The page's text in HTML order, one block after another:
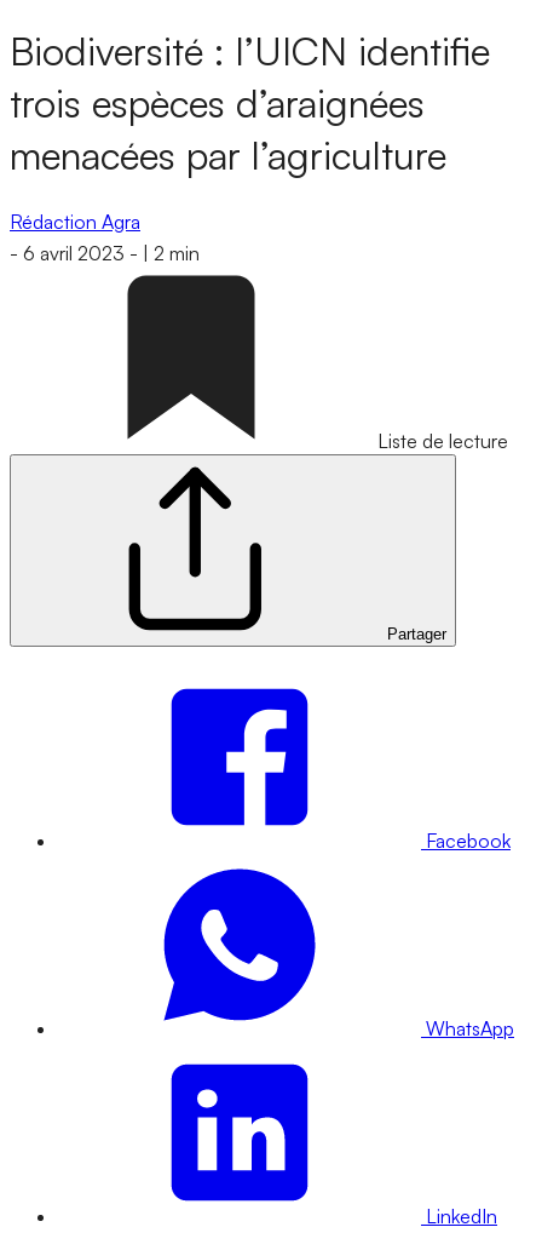
Biodiversité : l’UICN identifie
trois espèces d’araignées
menacées par l’agriculture
Rédaction Agra
- 6 avril 2023 - 2 min
Liste de lecture
Partager
Facebook
WhatsApp
LinkedIn